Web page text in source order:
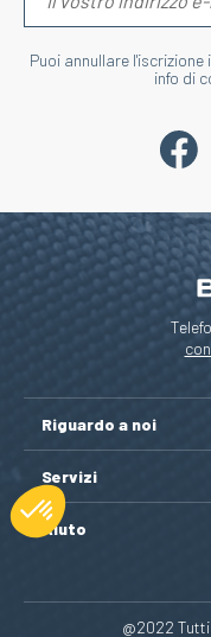
Puoi annullare
info di
Riguardo a noi
Servizi
Aiuto
@2022